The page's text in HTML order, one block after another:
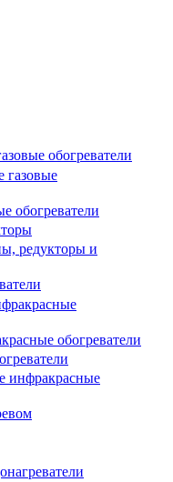
обогреватели
газовые
обогреватели
редукторы и
обогреватели